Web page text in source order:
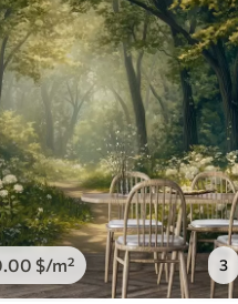
.00 $/m² 3